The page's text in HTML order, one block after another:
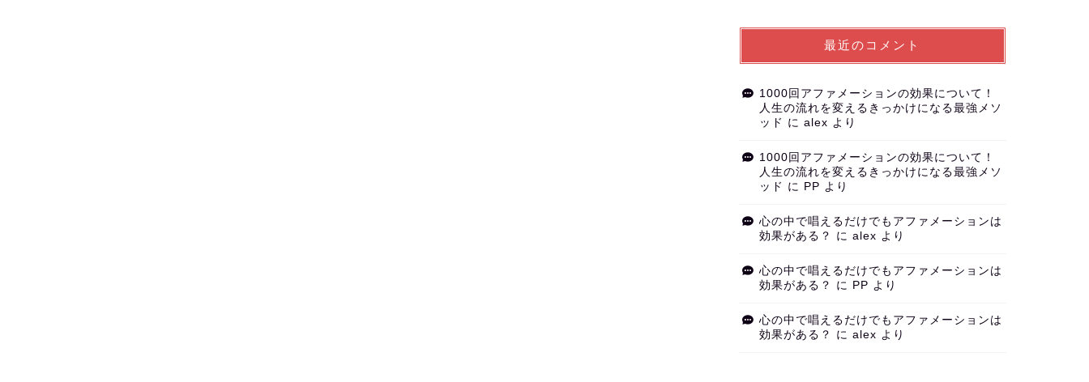
最近のコメント
1000回アファメーションの効果について！
人生の流れを変えるきっかけになる最強メソ
ッド に alex より
1000回アファメーションの効果について！
人生の流れを変えるきっかけになる最強メソ
ッド に PP より
心の中で唱えるだけでもアファメーションは
効果がある？
に alex より
心の中で唱えるだけでもアファメーションは
効果がある？
に PP より
心の中で唱えるだけでもアファメーションは
効果がある？
に alex より